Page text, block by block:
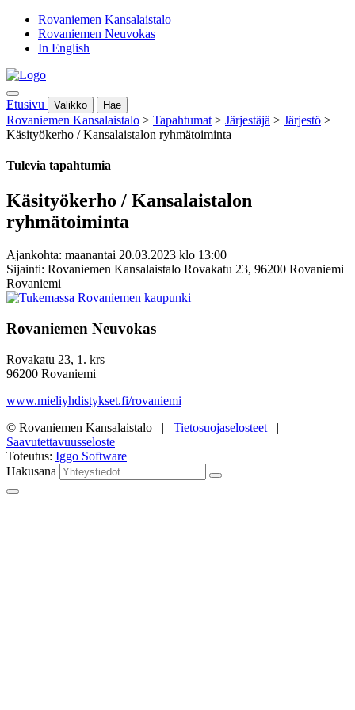
Rovaniemen Kansalaistalo
Rovaniemen Neuvokas
In English
Etusivu Valikko Hae
Rovaniemen Kansalaistalo > Tapahtumat > Järjestäjä > Järjestö >
Käsityökerho / Kansalaistalon ryhmätoiminta
Tulevia tapahtumia
Käsityökerho / Kansalaistalon
ryhmätoiminta
Ajankohta: maanantai 20.03.2023 klo 13:00
Sijainti: Rovaniemen Kansalaistalo Rovakatu 23, 96200 Rovaniemi
Rovaniemi
Rovaniemen Neuvokas
Rovakatu 23, 1. krs
96200 Rovaniemi
www.mieliyhdistykset.fi/rovaniemi
© Rovaniemen Kansalaistalo | Tietosuojaselosteet |
Saavutettavuusseloste
Toteutus: Iggo Software
Hakusana